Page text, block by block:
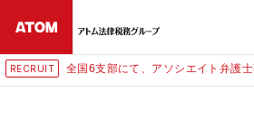
イト弁護士募集（年俸1080万円〜）
24時間365日全国